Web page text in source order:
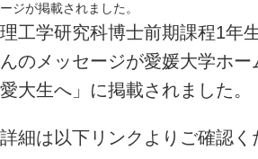
ージが掲載されました。
理工学研究科博士前期課程1
んのメッセージが愛媛大学ホ
愛大生へ」に掲載されました。
詳細は以下リンクよりご確認く